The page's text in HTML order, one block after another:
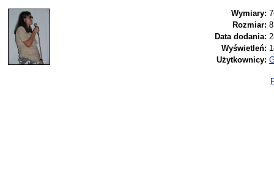
Wymiary:
Rozmiar:
Data dodania:
Wyświetleń:
Użytkownicy: